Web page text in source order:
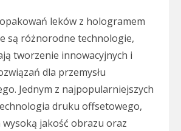
leków z hologramem
są różnorodne technologie,
tworzenie innowacyjnych i
dla przemysłu
Jednym z najpopularniejszych
druku offsetowego,
jakość obrazu oraz